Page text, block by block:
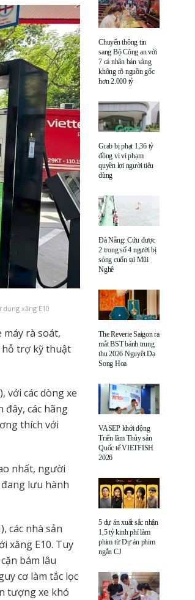
xăng E10
máy rà soát,
hỗ trợ kỹ thuật
với các dòng xe
các hãng
thích với
nhất, người
lưu hành
các nhà sản
xăng E10. Tuy
bám lâu
cơ làm tắc lọc
tượng xe khó
Chuyển thông tin
sang Bộ Công an với
7 cá nhân bán vàng
không rõ nguồn gốc
hơn 2.000 tỷ
Grab bị phạt 1,36 tỷ
đồng vì vi phạm
quyền lợi người tiêu
dùng
Đà Nẵng: Cứu được
2 trong số 4 người bị
sóng cuốn tại Mũi
Nghê
The Reverie Saigon ra
mắt BST bánh trung
thu 2026 Nguyệt Dạ
Song Hoa
VASEP khởi động
Triển lãm Thủy sản
Quốc tế VIETFISH
2026
5 dự án xuất sắc nhận
1,5 tỷ kinh phí làm
phim từ Dự án phim
ngắn CJ